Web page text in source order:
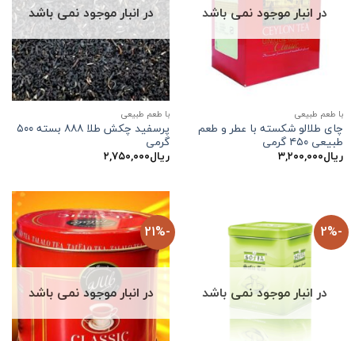
در انبار موجود نمی باشد
با طعم طبیعی
چای طلالو شکسته با عطر و طعم
طبیعی ۴۵۰ گرمی
ریال۳,۲۰۰,۰۰۰
در انبار موجود نمی باشد
با طعم طبیعی
پرسفید چکش طلا ۸۸۸ بسته ۵۰۰
گرمی
ریال۲,۷۵۰,۰۰۰
-2%
در انبار موجود نمی باشد
-21%
در انبار موجود نمی باشد